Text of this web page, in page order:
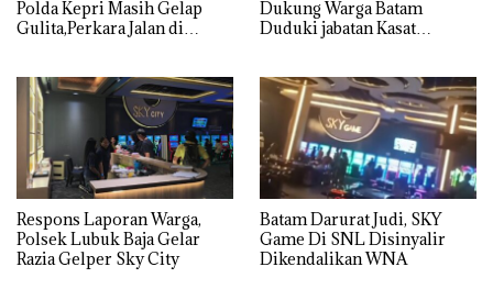
Polda Kepri Masih Gelap
Gulita,Perkara Jalan di
Dukung Warga Batam
Duduki jabatan Kasat
Respons Laporan Warga,
Polsek Lubuk Baja Gelar
Razia Gelper Sky City
Batam Darurat Judi, SKY
Game Di SNL Disinyalir
Dikendalikan WNA